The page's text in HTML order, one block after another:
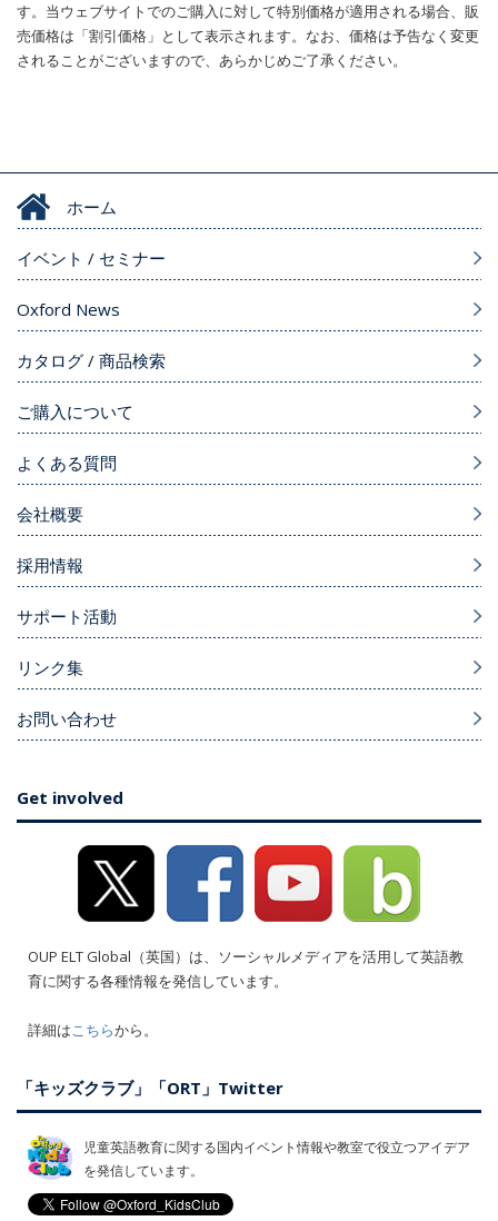
す。当ウェブサイトでのご購入に対して特別価格が適用される場合、販
売価格は「割引価格」として表示されます。なお、価格は予告なく変更
されることがございますので、あらかじめご了承ください。
ホーム
イベント / セミナー
Oxford News
カタログ / 商品検索
ご購入について
よくある質問
会社概要
採用情報
サポート活動
リンク集
お問い合わせ
Get involved
OUP ELT Global（英国）は、ソーシャルメディアを活用して英語教
育に関する各種情報を発信しています。
詳細はこちらから。
「キッズクラブ」「ORT」Twitter
児童英語教育に関する国内イベント情報や教室で役立つアイデア
を発信しています。